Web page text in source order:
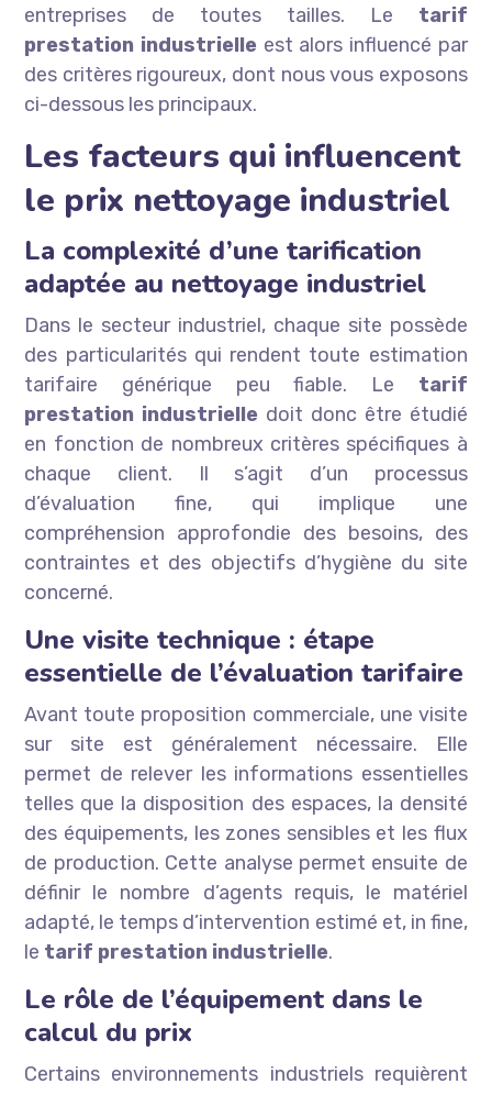
entreprises de toutes tailles. Le tarif
prestation industrielle est alors influencé par
des critères rigoureux, dont nous vous exposons
ci-dessous les principaux.
Les facteurs qui influencent
le prix nettoyage industriel
La complexité d’une tarification
adaptée au nettoyage industriel
Dans le secteur industriel, chaque site possède
des particularités qui rendent toute estimation
tarifaire générique peu fiable. Le tarif
prestation industrielle doit donc être étudié
en fonction de nombreux critères spécifiques à
chaque client. Il s’agit d’un processus
d’évaluation fine, qui implique une
compréhension approfondie des besoins, des
contraintes et des objectifs d’hygiène du site
concerné.
Une visite technique : étape
essentielle de l’évaluation tarifaire
Avant toute proposition commerciale, une visite
sur site est généralement nécessaire. Elle
permet de relever les informations essentielles
telles que la disposition des espaces, la densité
des équipements, les zones sensibles et les flux
de production. Cette analyse permet ensuite de
définir le nombre d’agents requis, le matériel
adapté, le temps d’intervention estimé et, in fine,
le tarif prestation industrielle.
Le rôle de l’équipement dans le
calcul du prix
Certains environnements industriels requièrent